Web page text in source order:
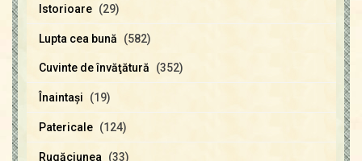
Istorioare (29)
Lupta cea bună (582)
Cuvinte de învăţătură (352)
Înaintaşi (19)
Patericale (124)
Rugăciunea (33)